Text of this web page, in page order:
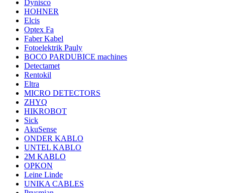
Dynisco
HOHNER
Elcis
Optex Fa
Faber Kabel
Fotoelektrik Pauly
BOCO PARDUBICE machines
Detectamet
Rentokil
Eltra
MICRO DETECTORS
ZHYQ
HIKROBOT
Sick
AkuSense
ONDER KABLO
UNTEL KABLO
2M KABLO
OPKON
Leine Linde
UNIKA CABLES